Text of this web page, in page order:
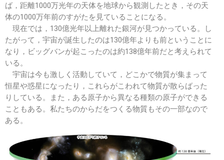
ば，距離1000万光年の天体を地球から観測したとき，その天
体の1000万年前のすがたを見ていることになる。
現在では，130億光年以上離れた銀河が見つかっている。し
たがって，宇宙が誕生したのは130億年よりも前ということに
なり，ビッグバンが起こったのは約138億年前だと考えられて
いる。
宇宙は今も激しく活動していて，どこかで物質が集まって
恒星や惑星になったり，これらがこわれて物質が散らばった
りしている。また，ある原子から異なる種類の原子ができる
こともある。私たちのからだをつくる物質もその一部なので
ある。